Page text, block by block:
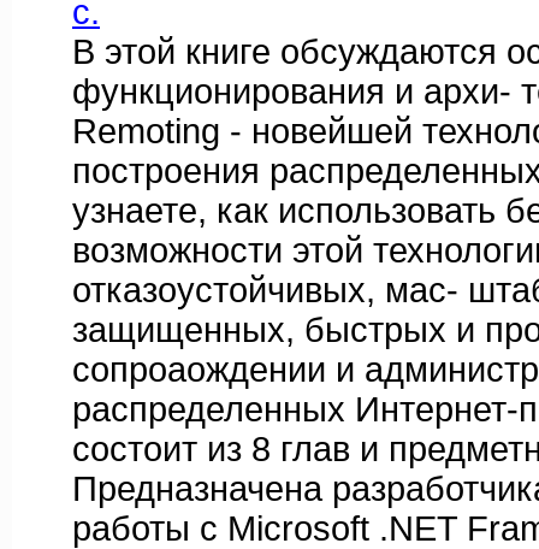
с.
В этой книге обсуждаются
функционирования и архи-
Remoting - новейшей
построения
узнаете, как использовать
возможности этой
отказоустойчивых, мас-
защищенных, быстрых и
сопроаождении и
распределенных Интернет-
состоит из 8 глав и
Предназначена
работы с Microsoft .NET